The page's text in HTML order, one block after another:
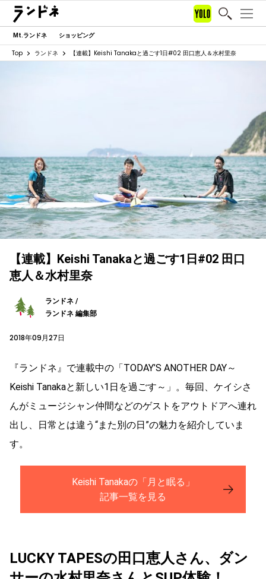
Mt.ランドネ ショッピング
Top ランドネ 【連載】Keishi Tanakaと過ごす1日#02 田口恵人＆水村里奈
【連載】Keishi Tanakaと過ごす1日#02 田口
恵人＆水村里奈
ランドネ /
ランドネ 編集部
2018年09月27日
『ランドネ』で連載中の「TODAY’S ANOTHER DAY～
Keishi Tanakaと新しい1日を過ごす～」。毎回、ケイシさ
んがミュージシャン仲間などのゲストをアウトドアへ連れ
出し、日常とは違う“また別の日”の魅力を紹介していま
す。
Keishi Tanakaの「月と眠る」
記事一覧を見る
LUCKY TAPESの田口恵人さん、ダン